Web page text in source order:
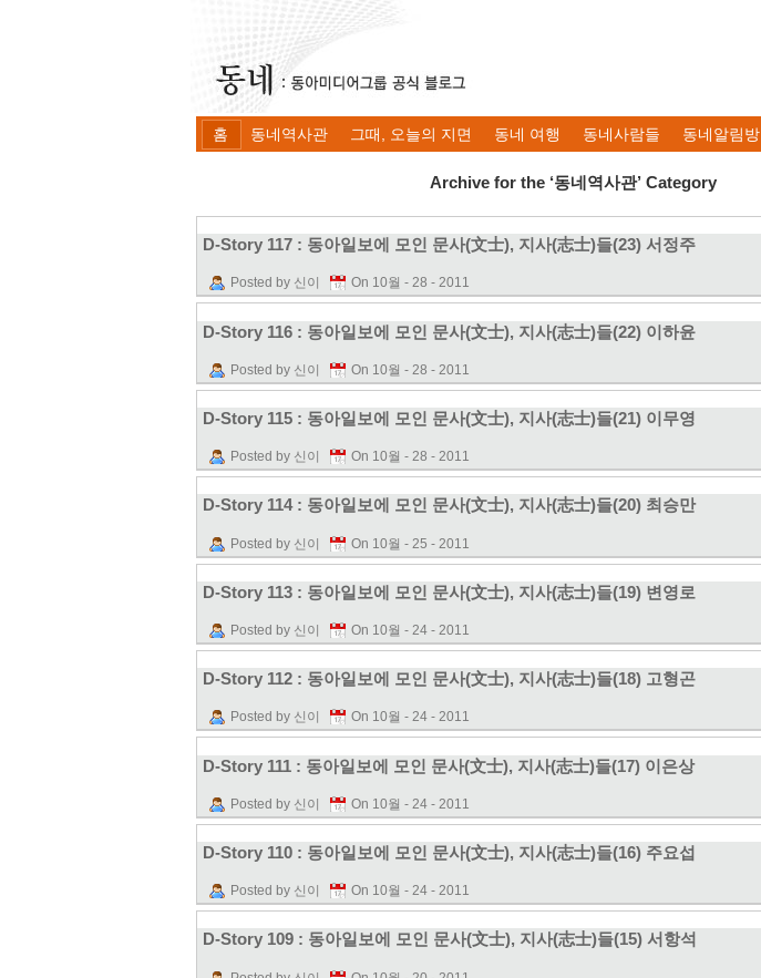
홈 동네역사관 그때, 오늘의 지면 동네 여행 동네사람들 동네알림방
Archive for the ‘동네역사관’ Category
D-Story 117 : 동아일보에 모인 문사(文士), 지사(志士)들(23) 서정주
Posted by 신이 On 10월 - 28 - 2011
D-Story 116 : 동아일보에 모인 문사(文士), 지사(志士)들(22) 이하윤
Posted by 신이 On 10월 - 28 - 2011
D-Story 115 : 동아일보에 모인 문사(文士), 지사(志士)들(21) 이무영
Posted by 신이 On 10월 - 28 - 2011
D-Story 114 : 동아일보에 모인 문사(文士), 지사(志士)들(20) 최승만
Posted by 신이 On 10월 - 25 - 2011
D-Story 113 : 동아일보에 모인 문사(文士), 지사(志士)들(19) 변영로
Posted by 신이 On 10월 - 24 - 2011
D-Story 112 : 동아일보에 모인 문사(文士), 지사(志士)들(18) 고형곤
Posted by 신이 On 10월 - 24 - 2011
D-Story 111 : 동아일보에 모인 문사(文士), 지사(志士)들(17) 이은상
Posted by 신이 On 10월 - 24 - 2011
D-Story 110 : 동아일보에 모인 문사(文士), 지사(志士)들(16) 주요섭
Posted by 신이 On 10월 - 24 - 2011
D-Story 109 : 동아일보에 모인 문사(文士), 지사(志士)들(15) 서항석